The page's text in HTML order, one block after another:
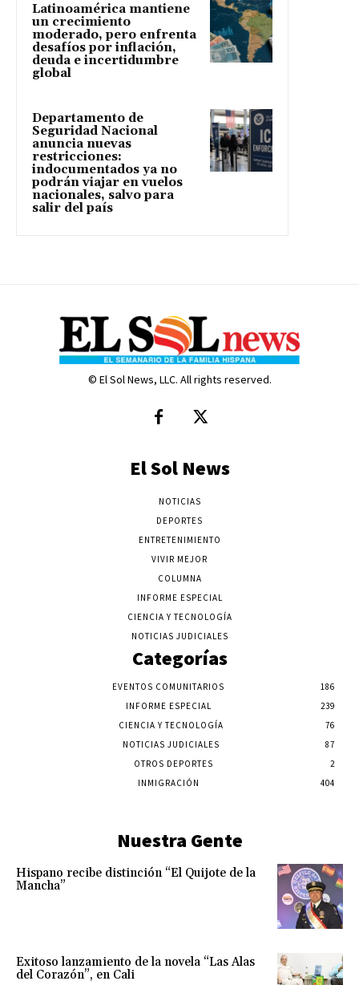
Latinoamérica mantiene
un crecimiento
moderado, pero enfrenta
desafíos por inflación,
deuda e incertidumbre
global
Departamento de
Seguridad Nacional
anuncia nuevas
restricciones:
indocumentados ya no
podrán viajar en vuelos
nacionales, salvo para
salir del país
© El Sol News, LLC. All rights reserved.
El Sol News
NOTICIAS
DEPORTES
ENTRETENIMIENTO
VIVIR MEJOR
COLUMNA
INFORME ESPECIAL
CIENCIA Y TECNOLOGÍA
NOTICIAS JUDICIALES
Categorías
EVENTOS COMUNITARIOS
186
INFORME ESPECIAL
239
CIENCIA Y TECNOLOGÍA
76
NOTICIAS JUDICIALES
87
OTROS DEPORTES
2
INMIGRACIÓN
404
Nuestra Gente
Hispano recibe distinción “El Quijote de la
Mancha”
Exitoso lanzamiento de la novela “Las Alas
del Corazón”, en Cali